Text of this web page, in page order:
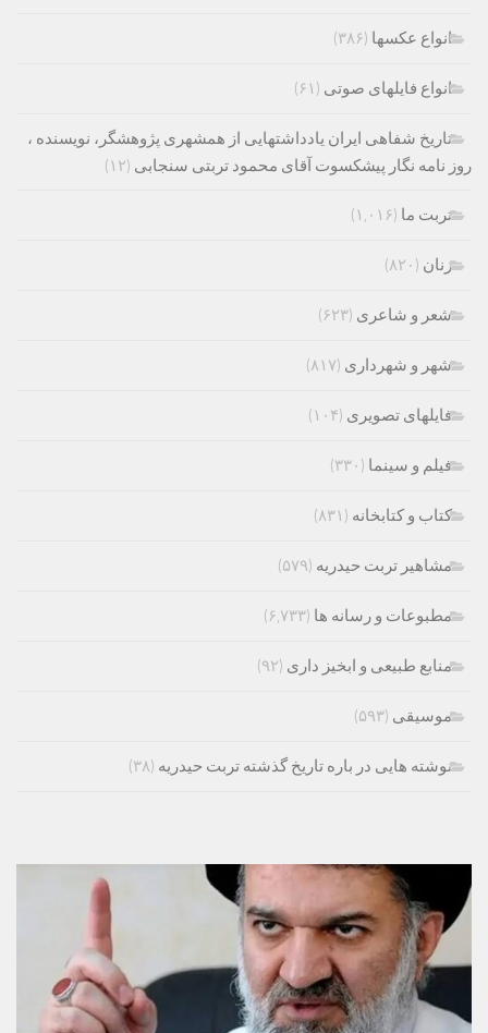
انواع عکسها (۳۸۶)
انواع فایلهای صوتی (۶۱)
تاریخ شفاهی ایران یادداشتهایی از همشهری پژوهشگر، نویسنده ،
روز نامه نگار پیشکسوت آقای محمود تربتی سنجابی (۱۲)
تربت ما (۱,۰۱۶)
زنان (۸۲۰)
شعر و شاعری (۶۲۳)
شهر و شهرداری (۸۱۷)
فایلهای تصویری (۱۰۴)
فیلم و سینما (۳۳۰)
کتاب و کتابخانه (۸۳۱)
مشاهیر تربت حیدریه (۵۷۹)
مطبوعات و رسانه ها (۶,۷۳۳)
منابع طبیعی و ابخیز داری (۹۲)
موسیقی (۵۹۳)
نوشته هایی در باره تاریخ گذشته تربت حیدریه (۳۸)